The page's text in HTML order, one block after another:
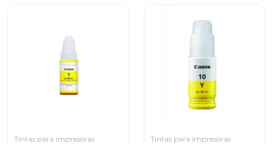
Tintas para impresoras Tintas para impresoras